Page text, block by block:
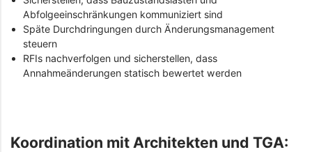
Abfolgeeinschränkungen kommuniziert sind
Späte Durchdringungen durch Änderungsmanagement
steuern
RFIs nachverfolgen und sicherstellen, dass
Annahmeänderungen statisch bewertet werden
Koordination mit Architekten und TGA: